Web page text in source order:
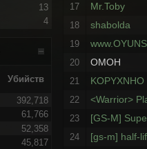
13
4
Убийств
392,718
61,766
52,358
45,817
17 Mr.Toby
18 shabolda
19
20 OMOH
21 KOPYXNHO
22 <Warrior>
23 [GS-M]
24 [gs-m] half-